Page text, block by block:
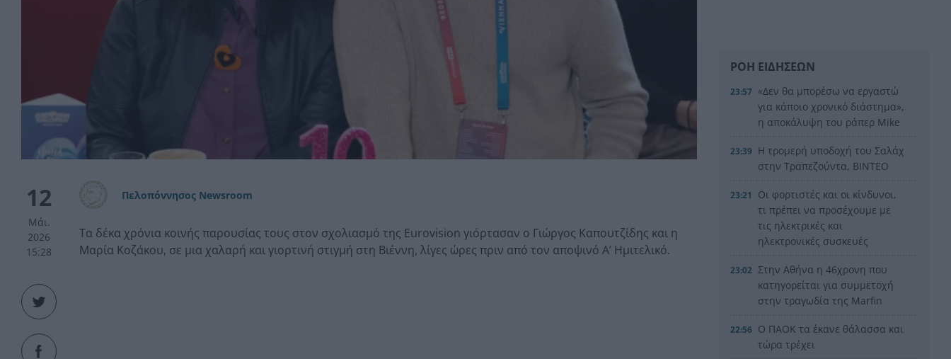
12
Μάι.
2026
15:28
Πελοπόννησος Newsroom
Τα δέκα χρόνια κοινής παρουσίας τους στον σχολιασμό της Eurovision γιόρτασαν ο Γιώργος Καπουτζίδης και η
Μαρία Κοζάκου, σε μια χαλαρή και γιορτινή στιγμή στη Βιέννη, λίγες ώρες πριν από τον αποψινό Α’ Ημιτελικό.
ΡΟΗ ΕΙΔΗΣΕΩΝ
23:57 «Δεν θα μπορέσω να εργαστώ
για κάποιο χρονικό διάστημα»,
η αποκάλυψη του ράπερ Mike
23:39 Η τρομερή υποδοχή του Σαλάχ
στην Τραπεζούντα, ΒΙΝΤΕΟ
23:21
Οι φορτιστές και οι κίνδυνοι,
τι πρέπει να προσέχουμε με
τις ηλεκτρικές και
ηλεκτρονικές συσκευές
23:02 Στην Αθήνα η 46χρονη που
κατηγορείται για συμμετοχή
στην τραγωδία της Marfin
22:56 Ο ΠΑΟΚ τα έκανε θάλασσα και
τώρα τρέχει